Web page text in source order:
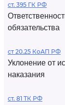
ст. 395 ГК РФ
обязательства
ст 20.25 КоАП РФ
Уклонение от
наказания
ст. 81 ТК РФ